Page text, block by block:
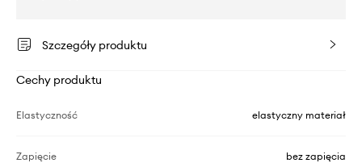
Szczegóły produktu
Cechy produktu
Elastyczność elastyczny materiał
Zapięcie bez zapięcia